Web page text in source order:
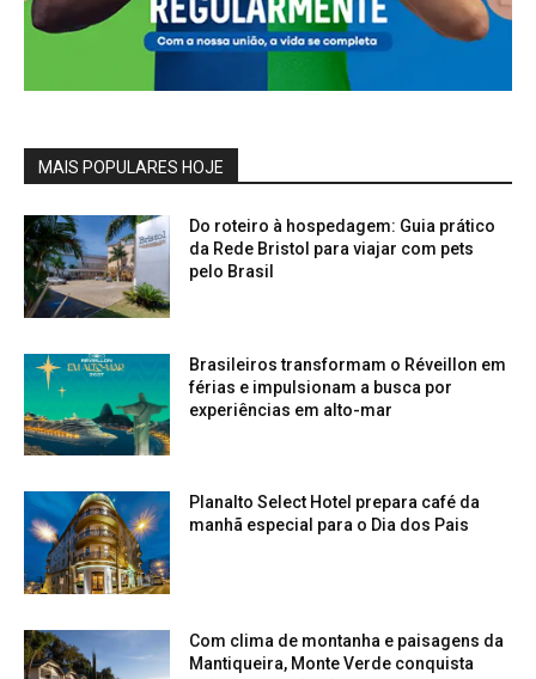
MAIS POPULARES HOJE
Do roteiro à hospedagem: Guia prático
da Rede Bristol para viajar com pets
pelo Brasil
Brasileiros transformam o Réveillon em
férias e impulsionam a busca por
experiências em alto-mar
Planalto Select Hotel prepara café da
manhã especial para o Dia dos Pais
Com clima de montanha e paisagens da
Mantiqueira, Monte Verde conquista